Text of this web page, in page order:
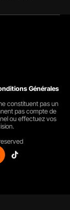
Générales
constituent pas un
pas compte de
ou effectuez vos